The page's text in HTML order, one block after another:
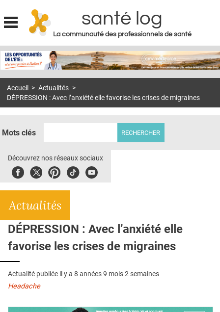
Jump to navigation
santé log
La communauté des professionnels de santé
MON COMPTE
S'ABONNER À LA REVUE SOIN À DOMICILE
DOSSIERS
E-REVUE SAD
L'APP
QUI SOMMES-NOUS ?
PUBLICITÉ
CONDITIONS GÉNÉRALES
CONTACT
Accueil > Actualités >
DÉPRESSION : Avec l’anxiété elle favorise les crises de migraines
Mots clés
Découvrez nos réseaux sociaux
FacebookTwitterPinterest
TiktokYoubute
Actualités
DÉPRESSION : Avec l’anxiété elle
favorise les crises de migraines
Actualité publiée il y a 8 années 9 mois 2 semaines
Headache